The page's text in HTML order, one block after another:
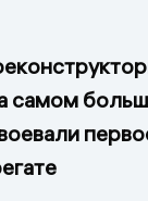
самом